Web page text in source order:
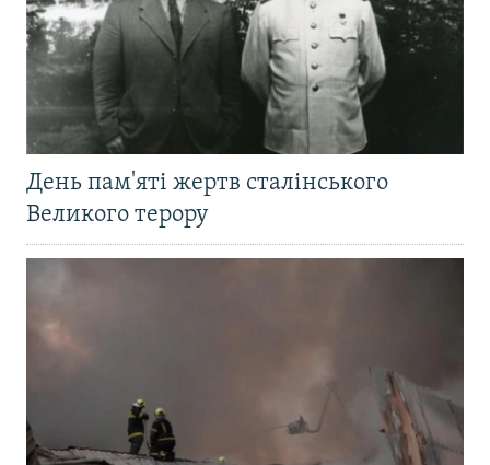
День пам'яті жертв сталінського
Великого терору